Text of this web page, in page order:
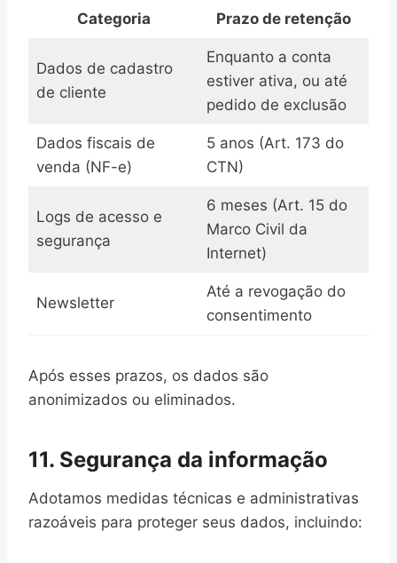
Categoria Prazo de retenção
Dados de cadastro
de cliente
Enquanto a conta
estiver ativa, ou até
pedido de exclusão
Dados fiscais de
venda (NF-e)
5 anos (Art. 173 do
CTN)
Logs de acesso e
segurança
6 meses (Art. 15 do
Marco Civil da
Internet)
Newsletter
Até a revogação do
consentimento
Após esses prazos, os dados são
anonimizados ou eliminados.
11. Segurança da informação
Adotamos medidas técnicas e administrativas
razoáveis para proteger seus dados, incluindo: